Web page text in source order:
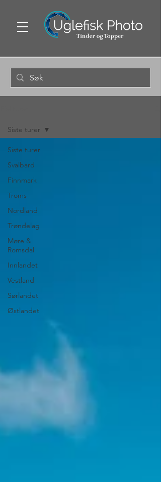
Siste turer
Svalbard
Finnmark
Troms
Nordland
Trøndelag
Møre &
Romsdal
Innlandet
Vestland
Sørlandet
Østlandet
Siste turer